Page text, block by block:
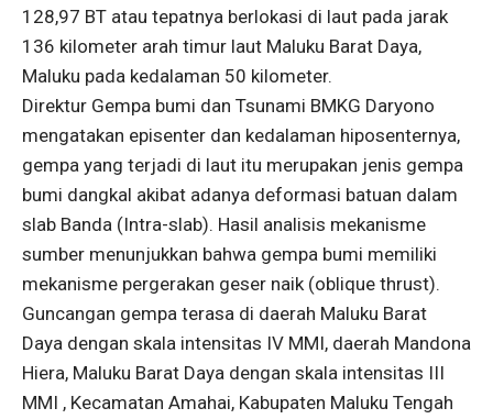
128,97 BT atau tepatnya berlokasi di laut pada jarak
136 kilometer arah timur laut Maluku Barat Daya,
Maluku pada kedalaman 50 kilometer.
Direktur Gempa bumi dan Tsunami BMKG Daryono
mengatakan episenter dan kedalaman hiposenternya,
gempa yang terjadi di laut itu merupakan jenis gempa
bumi dangkal akibat adanya deformasi batuan dalam
slab Banda (Intra-slab). Hasil analisis mekanisme
sumber menunjukkan bahwa gempa bumi memiliki
mekanisme pergerakan geser naik (oblique thrust).
Guncangan gempa terasa di daerah Maluku Barat
Daya dengan skala intensitas IV MMI, daerah Mandona
Hiera, Maluku Barat Daya dengan skala intensitas III
MMI , Kecamatan Amahai, Kabupaten Maluku Tengah